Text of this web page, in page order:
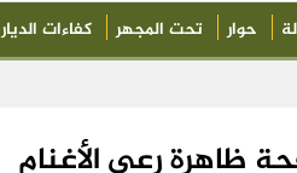
حوار تحت المجهر كفاءات الديار
ظاهرة رعي الأغنام